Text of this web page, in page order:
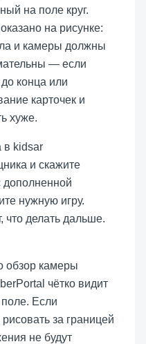
на поле круг.
на рисунке:
и камеры должны
— если
конца или
карточек и
хуже.
и скажите
нужную игру.
что делать дальше.
обзор камеры
чётко видит
Если
за границей
не будут